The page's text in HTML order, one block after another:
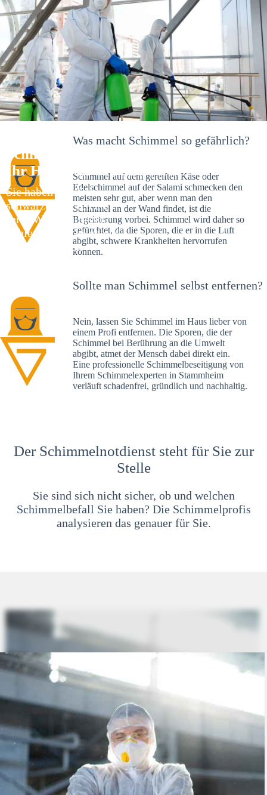
Schimmelexperte in Stammheim –
Ihr Helfer an Ort und Stelle
Sie haben kürzlich
schwarze Flecken an
Ihrer Wand entdeckt?
Schlechte Nachrichten:
Sie haben einen
Was macht Schimmel so gefährlich?
Schimmel auf dem gereiften Käse oder
Edelschimmel auf der Salami schmecken den
meisten sehr gut, aber wenn man den
Schimmel an der Wand findet, ist die
Begeisterung vorbei. Schimmel wird daher so
gefürchtet, da die Sporen, die er in die Luft
abgibt, schwere Krankheiten hervorrufen
können.
Sollte man Schimmel selbst entfernen?
Nein, lassen Sie Schimmel im Haus lieber von
einem Profi entfernen. Die Sporen, die der
Schimmel bei Berührung an die Umwelt
abgibt, atmet der Mensch dabei direkt ein.
Eine professionelle Schimmelbeseitigung von
Ihrem Schimmelexperten in Stammheim
verläuft schadenfrei, gründlich und nachhaltig.
Der Schimmelnotdienst steht für Sie zur
Stelle
Sie sind sich nicht sicher, ob und welchen
Schimmelbefall Sie haben? Die Schimmelprofis
analysieren das genauer für Sie.